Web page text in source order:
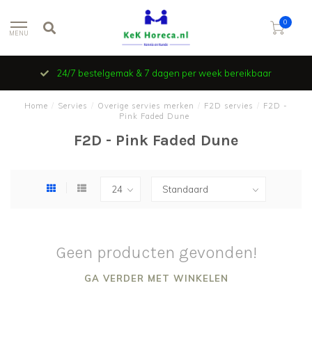
MENU
0
24/7 bestelgemak & 7 dagen per week bereikbaar
Home Servies Overige servies merken F2D servies
F2D -
Pink Faded Dune
F2D - Pink Faded Dune
Geen producten gevonden!
GA VERDER MET WINKELEN